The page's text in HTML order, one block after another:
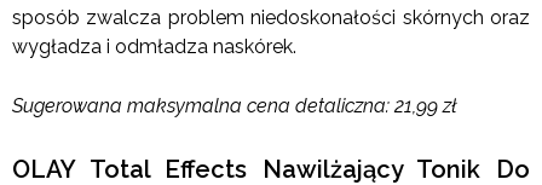
sposób zwalcza problem niedoskonałości skórnych oraz
wygładza i odmładza naskórek.
Sugerowana maksymalna cena detaliczna: 21,99 zł
OLAY Total Effects Nawilżający Tonik Do